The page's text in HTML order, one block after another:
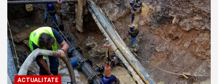
ACTUALITATE